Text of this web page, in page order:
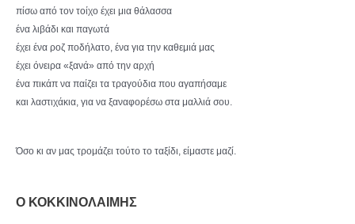
πίσω από τον τοίχο έχει μια θάλασσα
ένα λιβάδι και παγωτά
έχει ένα ροζ ποδήλατο, ένα για την καθεμιά μας
έχει όνειρα «ξανά» από την αρχή
ένα πικάπ να παίζει τα τραγούδια που αγαπήσαμε
και λαστιχάκια, για να ξαναφορέσω στα μαλλιά σου.
Όσο κι αν μας τρομάζει τούτο το ταξίδι, είμαστε μαζί.
Ο ΚΟΚΚΙΝΟΛΑΙΜΗΣ